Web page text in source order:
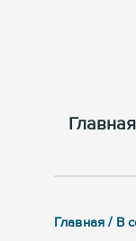
Главная
Главная / В